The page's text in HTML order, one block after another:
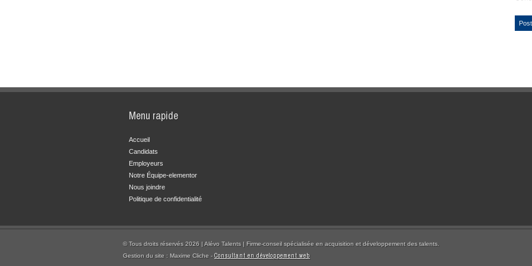
Menu rapide
Accueil
Candidats
Employeurs
Notre Équipe-elementor
Nous joindre
Politique de confidentialité
© Tous droits réservés 2026 | Alévo Talents | Firme-conseil spécialisée en acquisition et développement des talents.
Gestion du site : Maxime Cliche -Consultant en développement web